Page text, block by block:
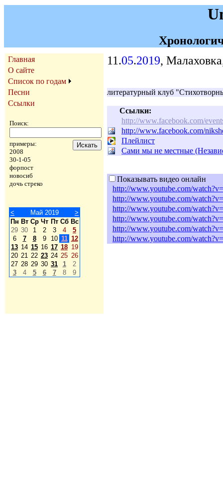
Главная
О сайте
Список по годам
Песни
Ссылки
Поиск:
примеры:
2008
30-1-05
форпост
новосиб
дочь стреко
< Май 2019
>
Пн Вт Ср Чт Пт Сб Вс
29 30 1 2 3 4
5
6
7 8 9 10 11 12
13 14 15 16 17 18 19
20 21 22 23 24 25 26
27 28 29 30 31 1
2
3
4 5 6 7 8 9
11.05.2019,
литературный клуб
Ссылки:
http://www.facebook.com/
http://www.facebook.com/
Плейлист
Сами мы не местные
Показывать видео онлайн
http://www.youtube.com/
http://www.youtube.com/
http://www.youtube.com/
http://www.youtube.com/
http://www.youtube.com/
http://www.youtube.com/